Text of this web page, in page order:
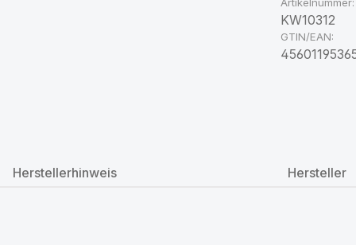
KW10312
GTIN/EAN:
Herstellerhinweis Hersteller